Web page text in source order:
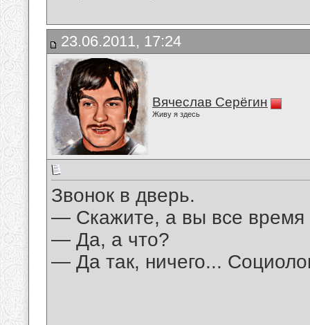
23.06.2011, 17:24
Вячеслав Серёгин
Живу я здесь
Звонок в дверь.
— Скажите, а вы все время
— Да, а что?
— Да так, ничего...